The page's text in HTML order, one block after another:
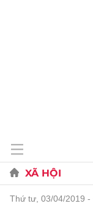
XÃ HỘI
thứ tư, 03/04/2019 -